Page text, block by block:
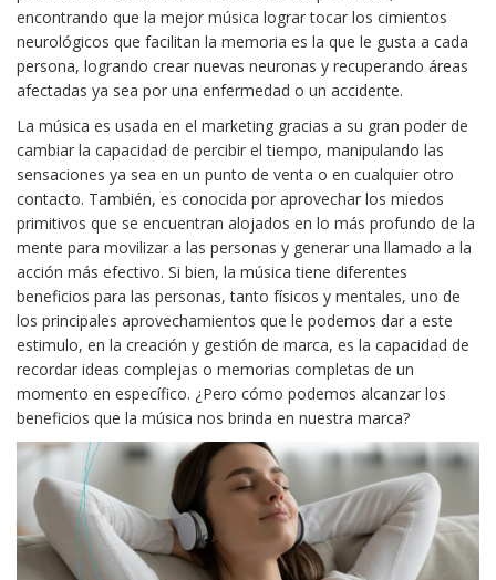
encontrando que la mejor música lograr tocar los cimientos
neurológicos que facilitan la memoria es la que le gusta a cada
persona, logrando crear nuevas neuronas y recuperando áreas
afectadas ya sea por una enfermedad o un accidente.
La música es usada en el marketing gracias a su gran poder de
cambiar la capacidad de percibir el tiempo, manipulando las
sensaciones ya sea en un punto de venta o en cualquier otro
contacto. También, es conocida por aprovechar los miedos
primitivos que se encuentran alojados en lo más profundo de la
mente para movilizar a las personas y generar una llamado a la
acción más efectivo. Si bien, la música tiene diferentes
beneficios para las personas, tanto físicos y mentales, uno de
los principales aprovechamientos que le podemos dar a este
estimulo, en la creación y gestión de marca, es la capacidad de
recordar ideas complejas o memorias completas de un
momento en específico. ¿Pero cómo podemos alcanzar los
beneficios que la música nos brinda en nuestra marca?